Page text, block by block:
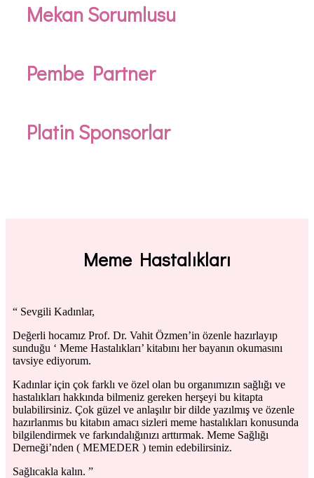
Platin Sponsorlar
Pembe Partner
Mekan Sorumlusu
Meme Hastalıkları
“ Sevgili Kadınlar,
Değerli hocamız Prof. Dr. Vahit Özmen’in özenle hazırlayıp
sunduğu ‘ Meme Hastalıkları’ kitabını her bayanın okumasını
tavsiye ediyorum.
Kadınlar için çok farklı ve özel olan bu organımızın sağlığı ve
hastalıkları hakkında bilmeniz gereken herşeyi bu kitapta
bulabilirsiniz. Çok güzel ve anlaşılır bir dilde yazılmış ve özenle
hazırlanmıs bu kitabın amacı sizleri meme hastalıkları konusunda
bilgilendirmek ve farkındalığınızı arttırmak. Meme Sağlığı
Derneği’nden ( MEMEDER ) temin edebilirsiniz.
Sağlıcakla kalın. ”